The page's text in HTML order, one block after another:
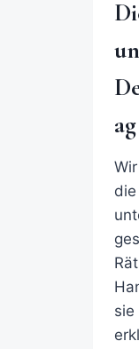
ag
sie